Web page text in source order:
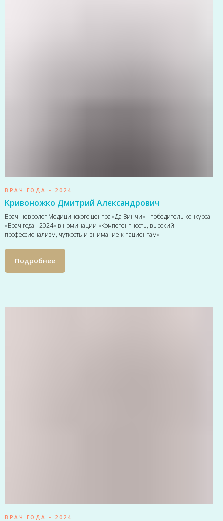
ВРАЧ ГОДА - 2024
Кривоножко Дмитрий Александрович
Врач-невролог Медицинского центра «Да Винчи» - победитель конкурса
«Врач года - 2024» в номинации «Компетентность, высокий
профессионализм, чуткость и внимание к пациентам»
Подробнее
ВРАЧ ГОДА - 2024